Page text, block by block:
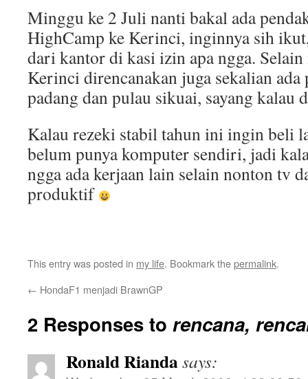
Minggu ke 2 Juli nanti bakal ada
HighCamp ke Kerinci, inginnya sih
dari kantor di kasi izin apa ngga.
Kerinci direncanakan juga sekalian ada
padang dan pulau sikuai, sayang kalau
Kalau rezeki stabil tahun ini ingin beli
belum punya komputer sendiri, jadi
ngga ada kerjaan lain selain nonton tv
produktif
This entry was posted in my life. Bookmark thepermalink.
← HondaF1 menjadi BrawnGP
2 Responses to rencana,
Ronald Riandasays: